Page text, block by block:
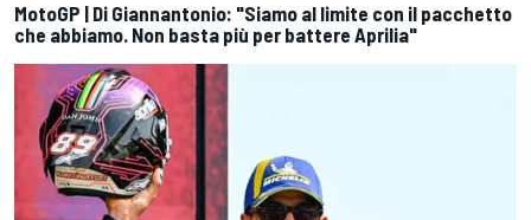
MotoGP | Di Giannantonio: "Siamo al limite con il pacchetto
che abbiamo. Non basta più per battere Aprilia"